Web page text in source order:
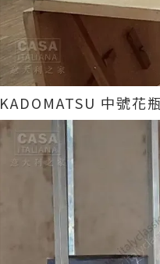
KADOMATSU 中號花